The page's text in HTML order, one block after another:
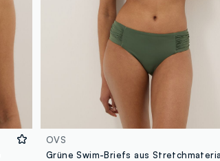
OVS